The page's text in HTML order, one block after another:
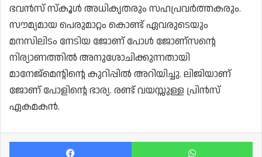
ഭവൻസ് സ്‌കൂൾ അധികൃതരും സഹപ്രവർത്തകരും.
സൗമ്യമായ പെരുമാറ്റം കൊണ്ട് ഏവരുടെയും
മനസിലിടം നേടിയ ജോണ് പോൾ ജോണ്സന്റെ
നിര്യാണത്തിൽ അനുശോചിക്കുന്നതായി
മാനേജ്‌മെന്റിന്റെ കുറിപ്പിൽ അറിയിച്ചു. ലിജിയാണ്
ജോണ് പോളിന്റെ ഭാര്യ. രണ്ട് വയസ്സുള്ള പ്രിൻസ്
ഏകമകൻ.
Facebook